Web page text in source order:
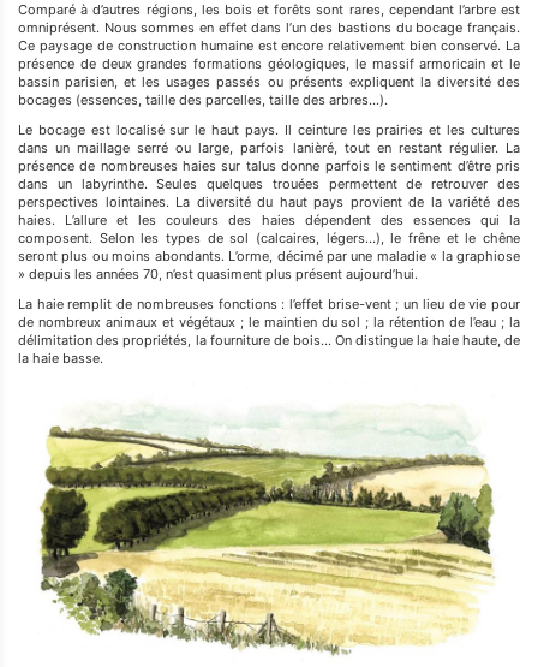
Comparé à d’autres régions, les bois et forêts sont rares, cependant l’arbre est
omniprésent. Nous sommes en effet dans l’un des bastions du bocage français.
Ce paysage de construction humaine est encore relativement bien conservé. La
présence de deux grandes formations géologiques, le massif armoricain et le
bassin parisien, et les usages passés ou présents expliquent la diversité des
bocages (essences, taille des parcelles, taille des arbres…).
Le bocage est localisé sur le haut pays. Il ceinture les prairies et les cultures
dans un maillage serré ou large, parfois lanièré, tout en restant régulier. La
présence de nombreuses haies sur talus donne parfois le sentiment d’être pris
dans un labyrinthe. Seules quelques trouées permettent de retrouver des
perspectives lointaines. La diversité du haut pays provient de la variété des
haies. L’allure et les couleurs des haies dépendent des essences qui la
composent. Selon les types de sol (calcaires, légers...), le frêne et le chêne
seront plus ou moins abondants. L’orme, décimé par une maladie « la graphiose
» depuis les années 70, n’est quasiment plus présent aujourd’hui.
La haie remplit de nombreuses fonctions : l’effet brise-vent ; un lieu de vie pour
de nombreux animaux et végétaux ; le maintien du sol ; la rétention de l’eau ; la
délimitation des propriétés, la fourniture de bois… On distingue la haie haute, de
la haie basse.